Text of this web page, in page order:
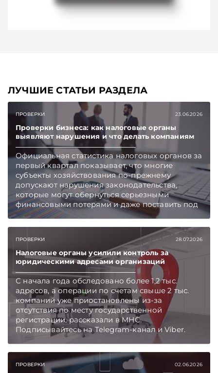
ЛУЧШИЕ СТАТЬИ РАЗДЕЛА
ПРОВЕРКИ 23.06.2026
Проверки бизнеса: как налоговые органы
выявляют нарушения и что делать компаниям
Официальная статистика налоговых органов за
первый квартал показывает, что многие
субъекты хозяйствования по-прежнему
допускают нарушения законодательства,
которые могут обернуться серьезными
финансовыми потерями и даже поставить под
угрозу дальнейшую работу компании. Какие
претензий контролирующих органов и как
выстроить систему управления рисками, чтобы
минимизировать негативные последствия
проверок, разбираемся вместе с экспертом.
Подписывайтесь на Telegram‑канал и Viber.
Главное об экономике Беларуси — раньше,
чем в новостях TelegramViber
ПРОВЕРКИ 28.07.2026
Налоговые органы усилили контроль за
юридическими адресами организаций
С начала года обследовано более 1,2 тыс.
адресов, а операции по счетам свыше 2 тыс.
компаний уже приостановлены из-за
отсутствия по месту государственной
регистрации, рассказали в МНС.
Подписывайтесь на Telegram‑канал и Viber.
Главное об экономике Беларуси — раньше,
ПРОВЕРКИ 02.06.2026